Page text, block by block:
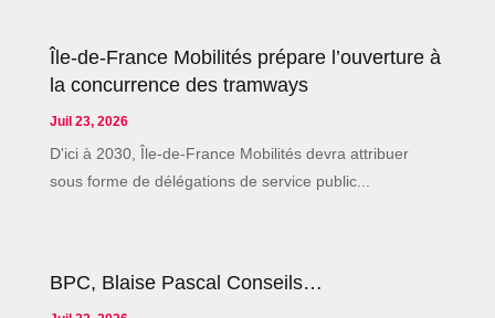
Île-de-France Mobilités prépare l’ouverture à
la concurrence des tramways
Juil 23, 2026
D'ici à 2030, Île-de-France Mobilités devra attribuer
sous forme de délégations de service public...
BPC, Blaise Pascal Conseils…